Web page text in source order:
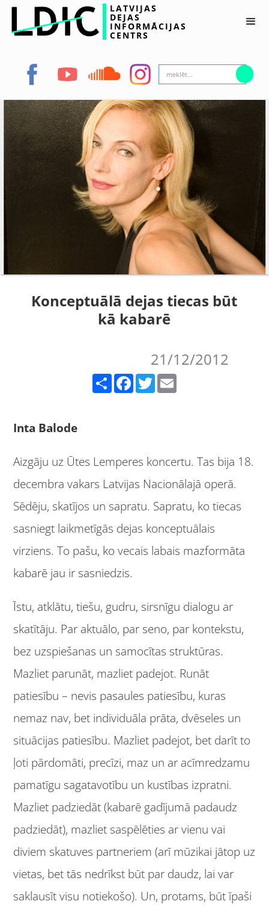
LATVIJAS
DEJAS
INFORMĀCIJAS
CENTRS
Konceptuālā dejas tiecas būt
kā kabarē
21/12/2012
Facebook Twitter
Inta Balode
Aizgāju uz Ūtes Lemperes koncertu. Tas bija 18.
decembra vakars Latvijas Nacionālajā operā.
Sēdēju, skatījos un sapratu. Sapratu, ko tiecas
sasniegt laikmetīgās dejas konceptuālais
virziens. To pašu, ko vecais labais mazformāta
kabarē jau ir sasniedzis.
Īstu, atklātu, tiešu, gudru, sirsnīgu dialogu ar
skatītāju. Par aktuālo, par seno, par kontekstu,
bez uzspiešanas un samocītas struktūras.
Mazliet parunāt, mazliet padejot. Runāt
patiesību – nevis pasaules patiesību, kuras
nemaz nav, bet individuāla prāta, dvēseles un
situācijas patiesību. Mazliet padejot, bet darīt to
ļoti pārdomāti, precīzi, maz un ar acīmredzamu
pamatīgu sagatavotību un kustības izpratni.
Mazliet padziedāt (kabarē gadījumā padaudz
padziedāt), mazliet saspēlēties ar vienu vai
diviem skatuves partneriem (arī mūzikai jātop uz
vietas, bet tās nedrīkst būt par daudz, lai var
saklausīt visu notiekošo). Un, protams, būt īpaši